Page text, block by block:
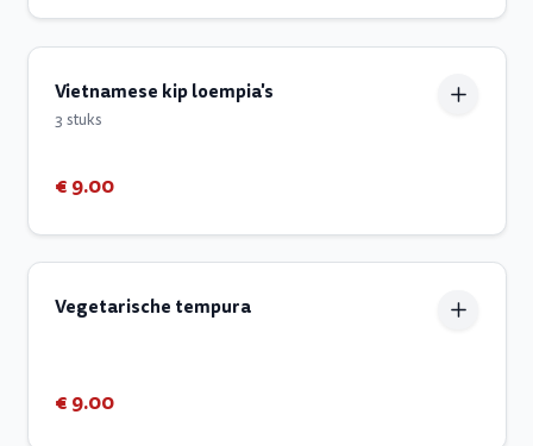
Vietnamese kip loempia's
3 stuks
€ 9.00
Vegetarische tempura
€ 9.00